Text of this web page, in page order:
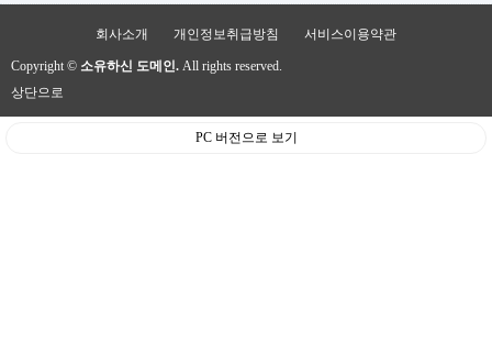
회사소개 개인정보취급방침 서비스이용약관
Copyright © 소유하신 도메인. All rights reserved.
상단으로
PC 버전으로 보기